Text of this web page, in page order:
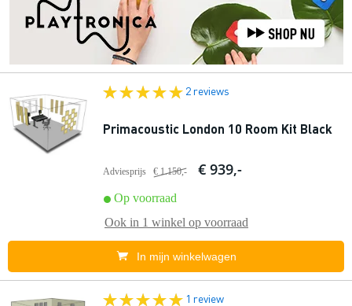
2 reviews
Primacoustic London 10 Room Kit Black
Adviesprijs € 1.150,- € 939,-
Op voorraad
Ook in 1 winkel op voorraad
In mijn winkelwagen
1 review